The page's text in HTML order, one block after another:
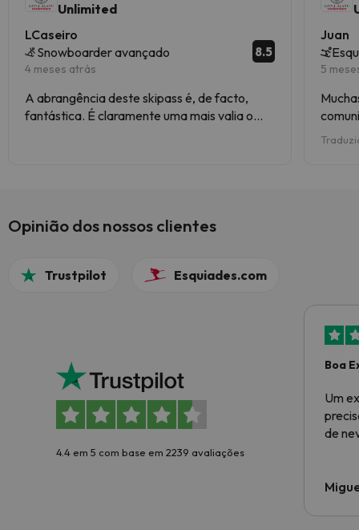
Unlimited
LCaseiro
Snowboarder avançado
4 meses atrás
8.5
A abrangência deste skipass é, de facto,
fantástica. É claramente uma mais valia o
das várias estâncias faz deste destino um
Juan
5
Opinião dos nossos clientes
Trustpilot Esquiades.com
4.4 em 5 com base em 2239 avaliações
Boa
Um
de